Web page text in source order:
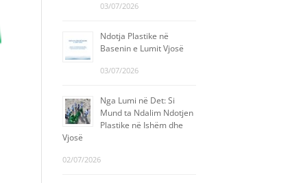
03/07/2026
Ndotja Plastike në
Basenin e Lumit Vjosë
03/07/2026
Nga Lumi në Det: Si
Mund ta Ndalim Ndotjen
Plastike në Ishëm dhe
Vjosë
02/07/2026